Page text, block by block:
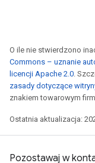
O ile nie stwierdzono
Commons – uznanie
licencji Apache 2.0.
zasady dotyczące
znakiem towarowym
Ostatnia aktualizacja:
Pozostawaj w